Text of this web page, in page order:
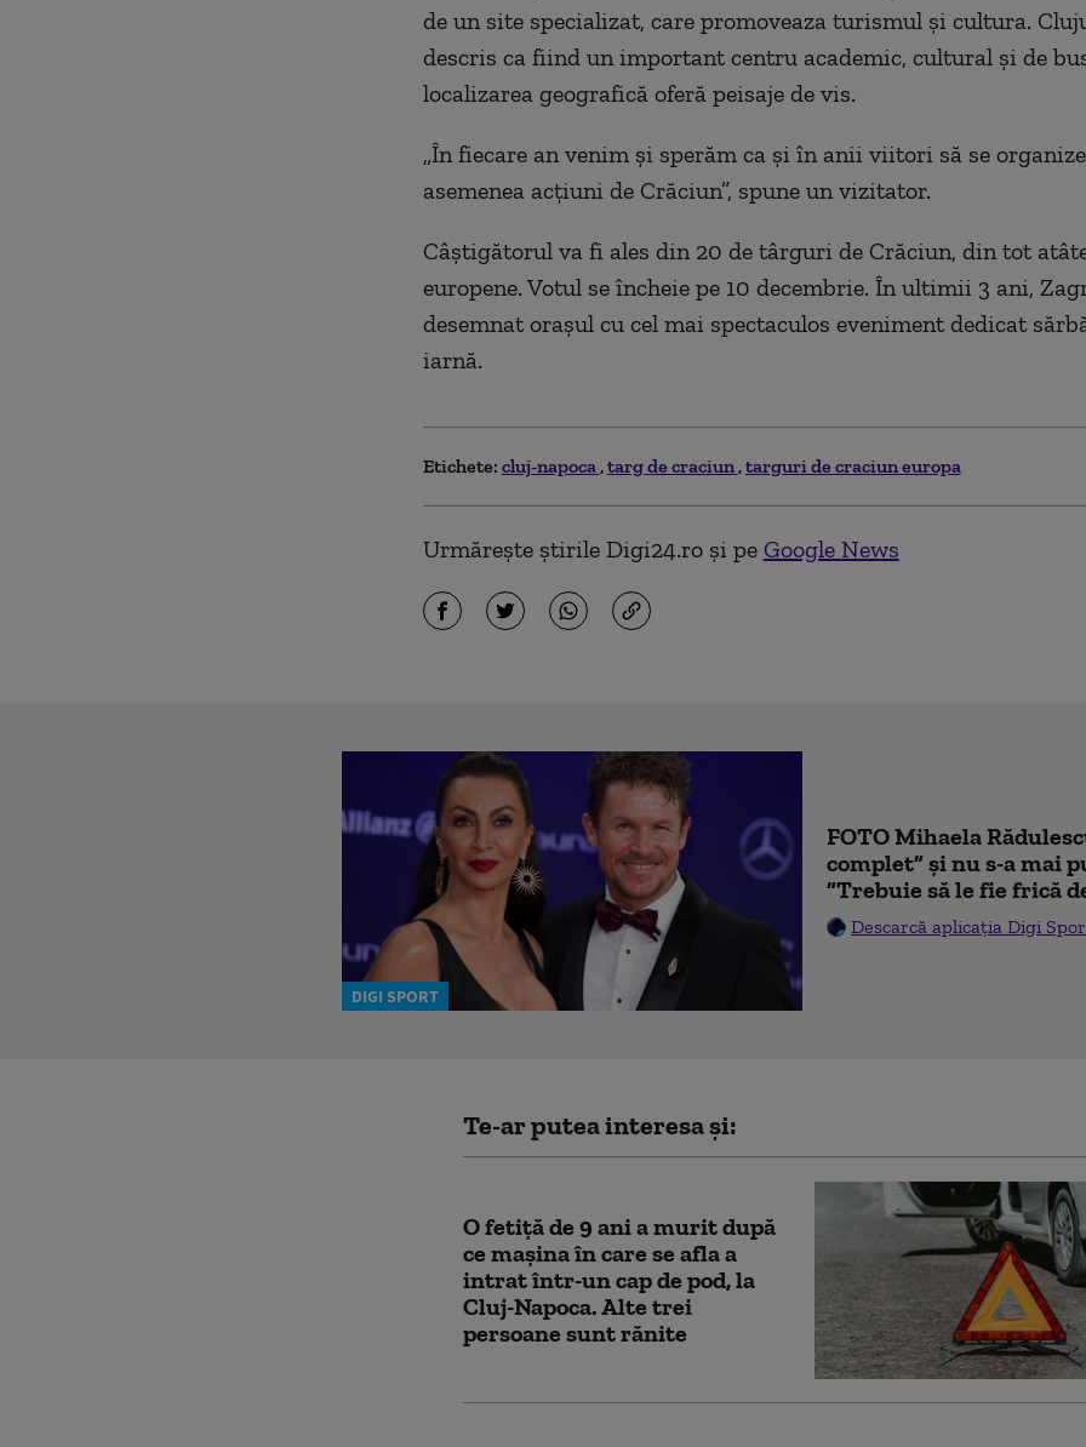
de un site specializat, care promoveaza turismul şi cultura.
descris ca fiind un important centru academic, cultural şi de
localizarea geografică oferă peisaje de vis.
„În fiecare an venim şi sperăm ca şi în anii viitori să se
asemenea acţiuni de Crăciun”, spune un vizitator.
Câştigătorul va fi ales din 20 de târguri de Crăciun, din tot
europene. Votul se încheie pe 10 decembrie. În ultimii 3 ani,
desemnat oraşul cu cel mai spectaculos eveniment dedicat
iarnă.
Etichete: cluj-napoca targ de craciun targuri de craciun europa
Urmărește știrile Digi24.ro și pe Google News
DIGI SPORT
FOTO Mihaela
complet” și nu s-a mai
”Trebuie să le fie frică
Descarcă aplicația Digi
Te-ar putea interesa și:
O fetiță de 9 ani a murit după
ce mașina în care se afla a
intrat într-un cap de pod, la
Cluj-Napoca. Alte trei
persoane sunt rănite